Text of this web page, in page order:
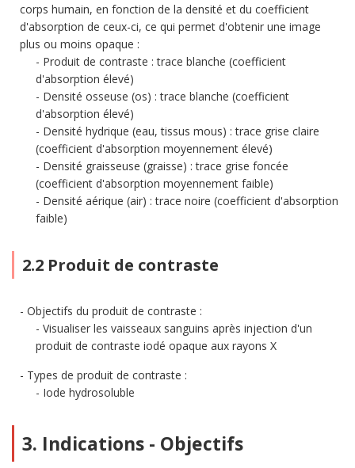
corps humain, en fonction de la densité et du coefficient
d'absorption de ceux-ci, ce qui permet d'obtenir une image
plus ou moins opaque :
Produit de contraste : trace blanche (coefficient
d'absorption élevé)
Densité osseuse (os) : trace blanche (coefficient
d'absorption élevé)
Densité hydrique (eau, tissus mous) : trace grise claire
(coefficient d'absorption moyennement élevé)
Densité graisseuse (graisse) : trace grise foncée
(coefficient d'absorption moyennement faible)
Densité aérique (air) : trace noire (coefficient d'absorption
faible)
2.2 Produit de contraste
Objectifs du produit de contraste :
Visualiser les vaisseaux sanguins après injection d'un
produit de contraste iodé opaque aux rayons X
Types de produit de contraste :
Iode hydrosoluble
3. Indications - Objectifs